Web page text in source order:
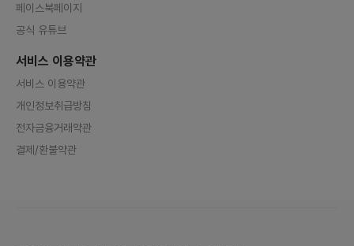
페이스북페이지
공식 유튜브
서비스 이용약관
서비스 이용약관
개인정보취급방침
전자금융거래약관
결제/환불약관